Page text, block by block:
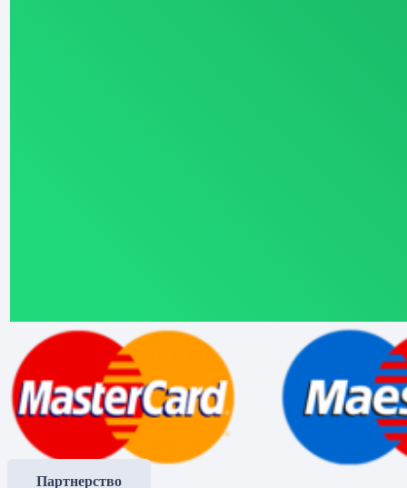
Партнерство